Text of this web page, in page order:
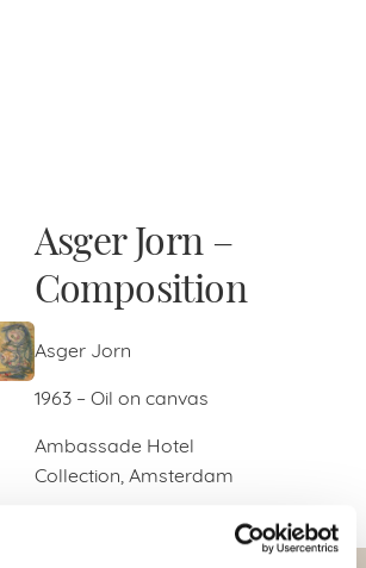
Asger Jorn –
Composition
Asger Jorn
1963 – Oil on canvas
Ambassade Hotel
Collection, Amsterdam